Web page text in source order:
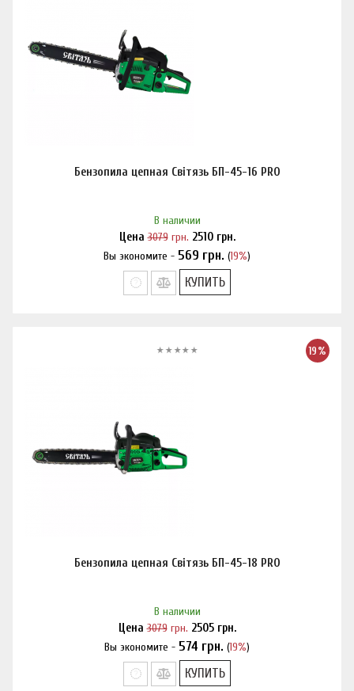
Бензопила цепная Світязь БП-45-16 PRO
В наличии
Цена3079грн. 2510грн.
Вы экономите - 569 грн. (19%)
Нашли дешевле?
КУПИТЬ
19%
Бензопила цепная Світязь БП-45-18 PRO
В наличии
Цена3079грн. 2505грн.
Вы экономите - 574 грн. (19%)
Нашли дешевле?
КУПИТЬ